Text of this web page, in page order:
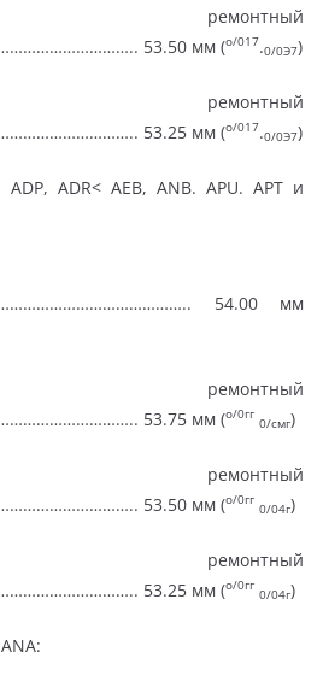
ремонтный
53.50 мм (о/017.0/0Э7)
ремонтный
53.25 мм (о/017.0/0Э7)
ADP, ADR< АЕВ, ANB. APU. APT и
54.00 мм
ремонтный
53.75 мм (о/0гг
0/смг)
ремонтный
53.50 мм (о/0гг
0/04г)
ремонтный
53.25 мм (о/0гг
0/04г)